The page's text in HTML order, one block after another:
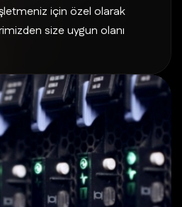
için özel olarak
size uygun olanı